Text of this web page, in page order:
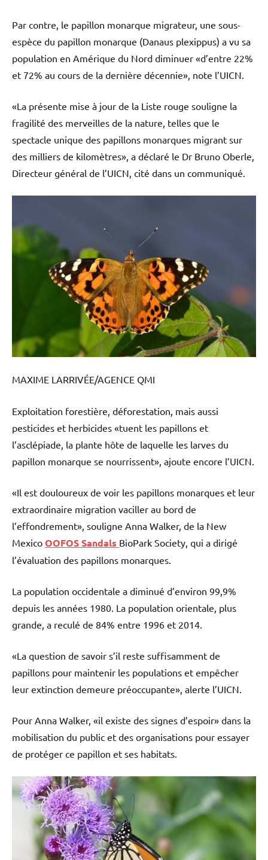
Par contre, le papillon monarque migrateur, une sous-
espèce du papillon monarque (Danaus plexippus) a vu sa
population en Amérique du Nord diminuer «d’entre 22%
et 72% au cours de la dernière décennie», note l’UICN.
«La présente mise à jour de la Liste rouge souligne la
fragilité des merveilles de la nature, telles que le
spectacle unique des papillons monarques migrant sur
des milliers de kilomètres», a déclaré le Dr Bruno Oberle,
Directeur général de l’UICN, cité dans un communiqué.
MAXIME LARRIVÉE/AGENCE QMI
Exploitation forestière, déforestation, mais aussi
pesticides et herbicides «tuent les papillons et
l’asclépiade, la plante hôte de laquelle les larves du
papillon monarque se nourrissent», ajoute encore l’UICN.
«Il est douloureux de voir les papillons monarques et leur
extraordinaire migration vaciller au bord de
l’effondrement», souligne Anna Walker, de la New
Mexico OOFOS Sandals BioPark Society, qui a dirigé
l’évaluation des papillons monarques.
La population occidentale a diminué d’environ 99,9%
depuis les années 1980. La population orientale, plus
grande, a reculé de 84% entre 1996 et 2014.
«La question de savoir s’il reste suffisamment de
papillons pour maintenir les populations et empêcher
leur extinction demeure préoccupante», alerte l’UICN.
Pour Anna Walker, «il existe des signes d’espoir» dans la
mobilisation du public et des organisations pour essayer
de protéger ce papillon et ses habitats.